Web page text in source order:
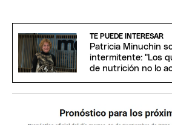
TE PUEDE INTERESAR
Patricia Minuchin
intermitente: "Los
de nutrición no lo